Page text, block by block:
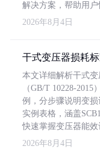
解决方案，帮助用户
2026年8月4日
干式变压器损耗
本文详细解析干式
（GB/T 10228-
例，分步骤说明变
实例表格，涵盖
快速掌握变压器能效
2026年8月4日